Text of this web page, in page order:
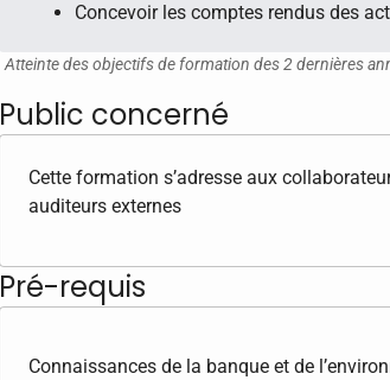
Concevoir les comptes rendus des
Atteinte des objectifs de formation des 2 dernières
Public concerné
Cette formation s’adresse aux
auditeurs externes
Pré-requis
Connaissances de la banque et de